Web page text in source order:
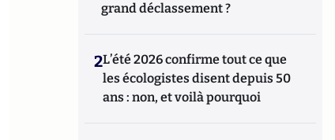
grand déclassement ?
2L’été 2026 confirme tout ce que
les écologistes disent depuis 50
ans : non, et voilà pourquoi